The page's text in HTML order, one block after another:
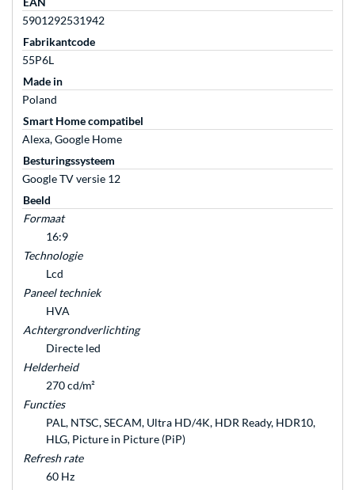
5901292531942
Fabrikantcode
55P6L
Made in
Poland
Smart Home compatibel
Alexa, Google Home
Besturingssysteem
Google TV versie 12
Beeld
Formaat
16:9
Technologie
Lcd
Paneel techniek
HVA
Achtergrondverlichting
Directe led
Helderheid
270 cd/m²
Functies
PAL, NTSC, SECAM, Ultra HD/4K, HDR Ready, HDR10,
HLG, Picture in Picture (PiP)
Refresh rate
60 Hz